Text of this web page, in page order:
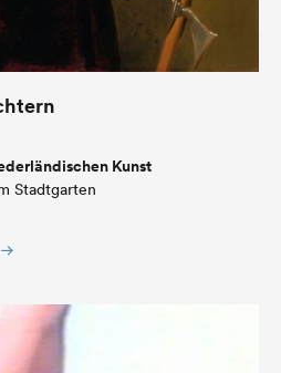
Kunst
Stadtgarten